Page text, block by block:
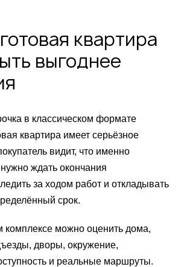
квартира
выгоднее
в классическом формате
квартира имеет серьёзное
видит, что именно
ждать окончания
за ходом работ и откладывать
срок.
комплексе можно оценить дома,
дворы, окружение,
и реальные маршруты.